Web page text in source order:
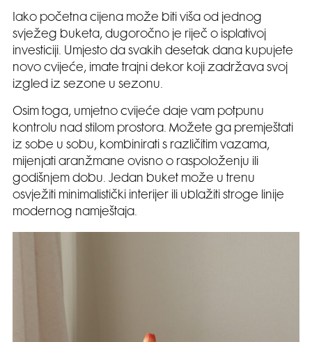
Iako početna cijena može biti viša od jednog
svježeg buketa, dugoročno je riječ o isplativoj
investiciji. Umjesto da svakih desetak dana kupujete
novo cvijeće, imate trajni dekor koji zadržava svoj
izgled iz sezone u sezonu.
Osim toga, umjetno cvijeće daje vam potpunu
kontrolu nad stilom prostora. Možete ga premještati
iz sobe u sobu, kombinirati s različitim vazama,
mijenjati aranžmane ovisno o raspoloženju ili
godišnjem dobu. Jedan buket može u trenu
osvježiti minimalistički interijer ili ublažiti stroge linije
modernog namještaja.